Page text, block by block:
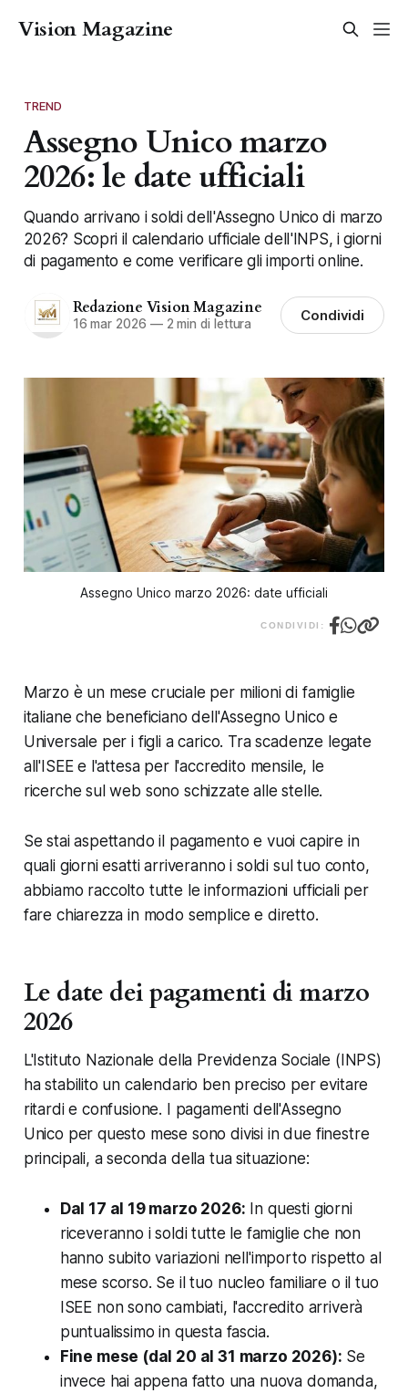
Vision Magazine
TREND
Assegno Unico marzo
2026: le date ufficiali
Quando arrivano i soldi dell'Assegno Unico di marzo
2026? Scopri il calendario ufficiale dell'INPS, i giorni
di pagamento e come verificare gli importi online.
Redazione Vision Magazine
16 mar 2026 —2 min di lettura Condividi
Assegno Unico marzo 2026: date ufficiali
CONDIVIDI:
Marzo è un mese cruciale per milioni di famiglie
italiane che beneficiano dell'Assegno Unico e
Universale per i figli a carico. Tra scadenze legate
all'ISEE e l'attesa per l'accredito mensile, le
ricerche sul web sono schizzate alle stelle.
Se stai aspettando il pagamento e vuoi capire in
quali giorni esatti arriveranno i soldi sul tuo conto,
abbiamo raccolto tutte le informazioni ufficiali per
fare chiarezza in modo semplice e diretto.
Le date dei pagamenti di marzo
2026
L'Istituto Nazionale della Previdenza Sociale (INPS)
ha stabilito un calendario ben preciso per evitare
ritardi e confusione. I pagamenti dell'Assegno
Unico per questo mese sono divisi in due finestre
principali, a seconda della tua situazione:
Dal 17 al 19 marzo 2026: In questi giorni
riceveranno i soldi tutte le famiglie che non
hanno subito variazioni nell'importo rispetto al
mese scorso. Se il tuo nucleo familiare o il tuo
ISEE non sono cambiati, l'accredito arriverà
puntualissimo in questa fascia.
Fine mese (dal 20 al 31 marzo 2026): Se
invece hai appena fatto una nuova domanda,